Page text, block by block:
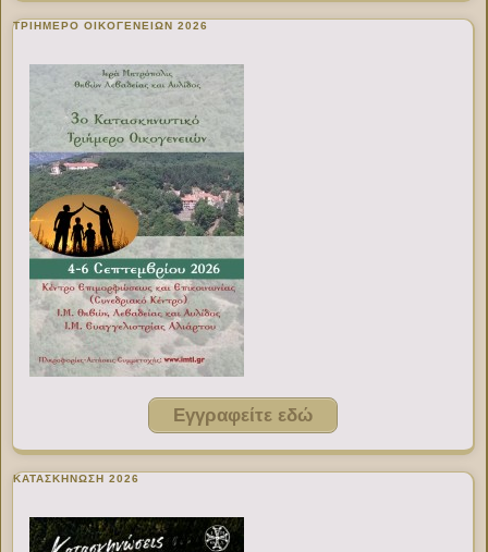
ΤΡΙΗΜΕΡΟ ΟΙΚΟΓΕΝΕΙΩΝ 2026
Εγγραφείτε εδώ
ΚΑΤΑΣΚΗΝΩΣΗ 2026